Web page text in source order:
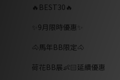
🔥BEST30🔥
✨9月限時優惠✨
🐴馬年BB限定🐴
荷花BB展👶🏻延續優惠